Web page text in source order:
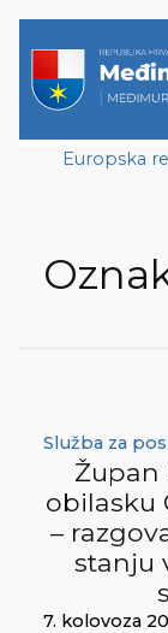
Europska
Služba za
Župan
obilasku
–
stanju
7. kolovoza